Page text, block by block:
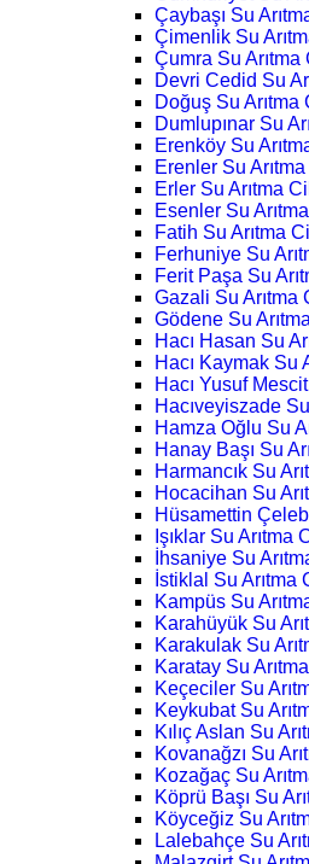
Çaybaşı Su
Çimenlik Su
Çumra Su Arıtma
Devri Cedid Su
Doğuş Su Arıtma
Dumlupınar Su
Erenköy Su
Erenler Su Arıtma
Erler Su Arıtma
Esenler Su
Fatih Su Arıtma
Ferhuniye Su
Ferit Paşa Su
Gazali Su Arıtma
Gödene Su
Hacı Hasan Su
Hacı Kaymak Su
Hacı Yusuf
Hacıveyiszade
Hamza Oğlu Su
Hanay Başı Su
Harmancık Su
Hocacihan Su
Hüsamettin
Işıklar Su Arıtma
İhsaniye Su
İstiklal Su Arıtma
Kampüs Su
Karahüyük Su
Karakulak Su
Karatay Su
Keçeciler Su
Keykubat Su
Kılıç Aslan Su
Kovanağzı Su
Kozağaç Su
Köprü Başı Su
Köyceğiz Su
Lalebahçe Su